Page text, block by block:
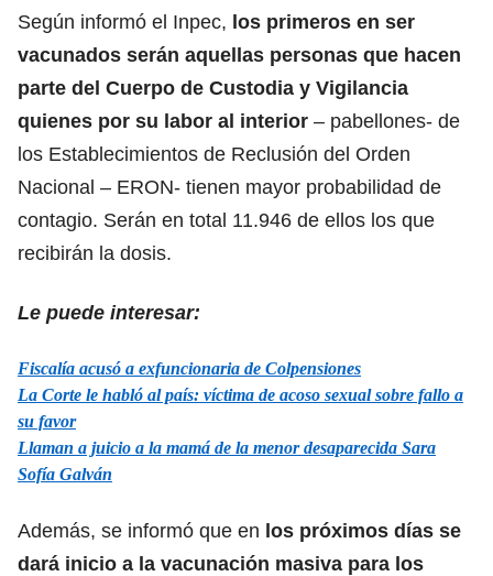
Según informó el Inpec, los primeros en ser
vacunados serán aquellas personas que hacen
parte del Cuerpo de Custodia y Vigilancia
quienes por su labor al interior – pabellones- de
los Establecimientos de Reclusión del Orden
Nacional – ERON- tienen mayor probabilidad de
contagio. Serán en total 11.946 de ellos los que
recibirán la dosis.
Le puede interesar:
Fiscalía acusó a exfuncionaria de Colpensiones
La Corte le habló al país: víctima de acoso sexual sobre fallo a
su favor
Llaman a juicio a la mamá de la menor desaparecida Sara
Sofía Galván
Además, se informó que en los próximos días se
dará inicio a la vacunación masiva para los